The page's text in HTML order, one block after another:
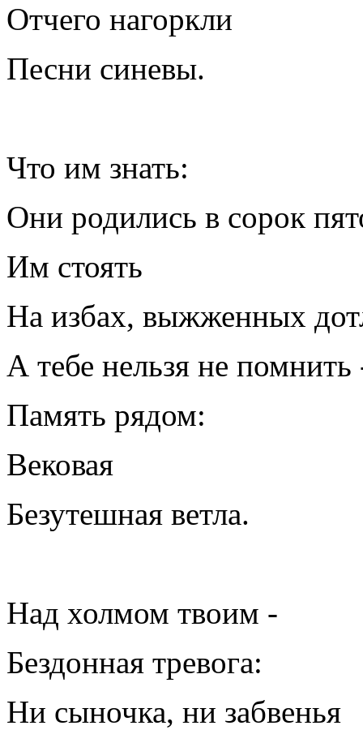
Отчего нагоркли
Песни синевы.
Что им знать:
Они родились в сорок
Им стоять
На избах, выжженных
А тебе нельзя не помнить
Память рядом:
Вековая
Безутешная ветла.
Над холмом твоим -
Бездонная тревога:
Ни сыночка, ни забвенья